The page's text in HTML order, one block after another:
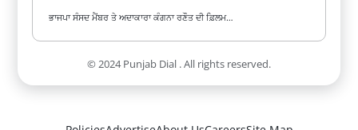
ਭਾਜਪਾ ਸੰਸਦ ਮੈਂਬਰ ਤੇ ਅਦਾਕਾਰਾ ਕੰਗਨਾ ਰਣੌਤ ਦੀ ਫ਼ਿਲਮ…
© 2024 Punjab Dial . All rights reserved.